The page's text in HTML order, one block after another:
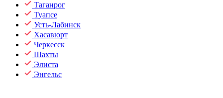
Таганрог
Туапсе
Усть-Лабинск
Хасавюрт
Черкесск
Шахты
Элиста
Энгельс